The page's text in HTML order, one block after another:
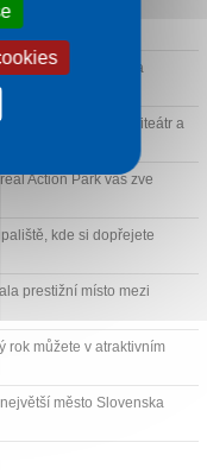
- Moderní sportovní
severní straně jezera
jako letní amfiteátr a
Action Park vás zve
kde si dopřejete
prestižní místo mezi
rok můžete v atraktivním
město Slovenska